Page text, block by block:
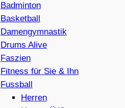
Badminton
Basketball
Damengymnastik
Drums Alive
Faszien
Fitness für Sie & Ihn
Fussball
Herren